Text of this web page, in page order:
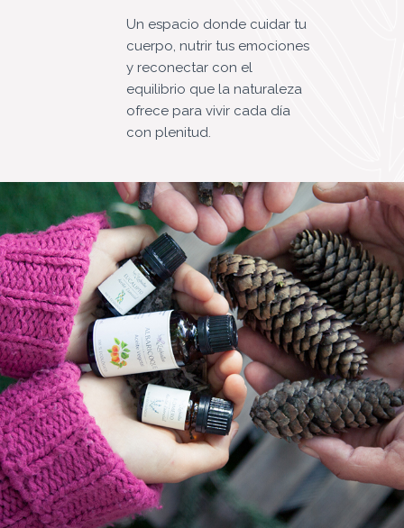
Un espacio donde cuidar tu
cuerpo, nutrir tus emociones
y reconectar con el
equilibrio que la naturaleza
ofrece para vivir cada día
con plenitud.